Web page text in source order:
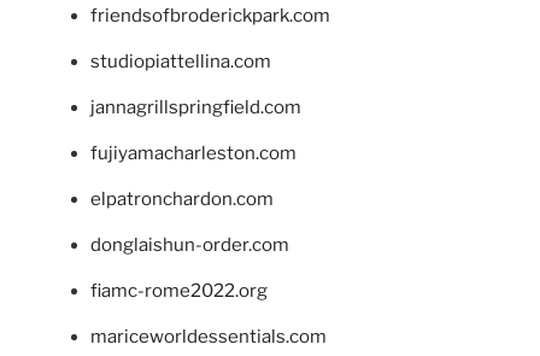
friendsofbroderickpark.com
studiopiattellina.com
jannagrillspringfield.com
fujiyamacharleston.com
elpatronchardon.com
donglaishun-order.com
fiamc-rome2022.org
mariceworldessentials.com